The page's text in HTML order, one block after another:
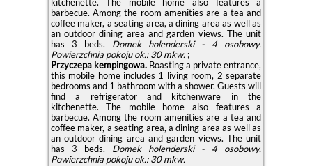
barbecue. Among the room amenities are a tea and
coffee maker, a seating area, a dining area as well as
an outdoor dining area and garden views. The unit
has 3 beds. Domek holenderski - 4 osobowy.
Powierzchnia pokoju ok.: 30 mkw.;
Przyczepa kempingowa.Boasting a private entrance,
this mobile home includes 1 living room, 2 separate
bedrooms and 1 bathroom with a shower. Guests will
find a refrigerator and kitchenware in the
kitchenette. The mobile home also features a
barbecue. Among the room amenities are a tea and
coffee maker, a seating area, a dining area as well as
an outdoor dining area and garden views. The unit
has 3 beds. Domek holenderski - 4 osobowy.
Powierzchnia pokoju ok.: 30 mkw.